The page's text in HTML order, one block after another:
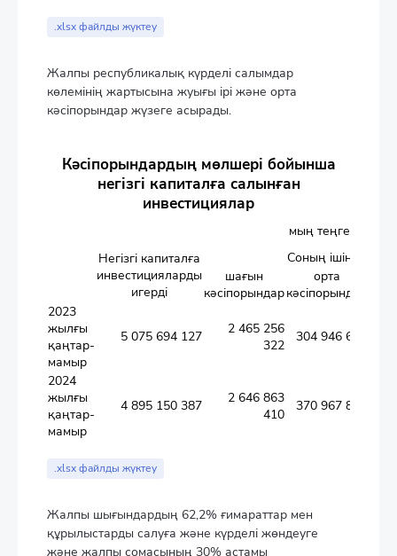
.xlsx файлды жүктеу
Жалпы республикалық күрделі салымдар
көлемінің жартысына жуығы ірі және орта
кәсіпорындар жүзеге асырады.
Кәсіпорындардың мөлшері бойынша
негізгі капиталға салынған
инвестициялар
мың теңге
Негізгі капиталға
инвестицияларды
игерді
Соның ішінде
шағын
кәсіпорындар
орта
кәсіпорындар
2023
жылғы
қаңтар-
мамыр
5 075 694 127
2 465 256
322
304 946 671
2024
жылғы
қаңтар-
мамыр
4 895 150 387
2 646 863
410
370 967 822
.xlsx файлды жүктеу
Жалпы шығындардың 62,2% ғимараттар мен
құрылыстарды салуға және күрделі жөндеуге
және жалпы сомасының 30% астамы